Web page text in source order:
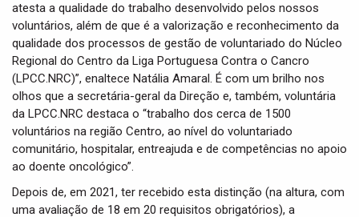
atesta a qualidade do trabalho desenvolvido pelos nossos
voluntários, além de que é a valorização e reconhecimento da
qualidade dos processos de gestão de voluntariado do Núcleo
Regional do Centro da Liga Portuguesa Contra o Cancro
(LPCC.NRC)”, enaltece Natália Amaral. É com um brilho nos
olhos que a secretária-geral da Direção e, também, voluntária
da LPCC.NRC destaca o “trabalho dos cerca de 1500
voluntários na região Centro, ao nível do voluntariado
comunitário, hospitalar, entreajuda e de competências no apoio
ao doente oncológico”.
Depois de, em 2021, ter recebido esta distinção (na altura, com
uma avaliação de 18 em 20 requisitos obrigatórios), a